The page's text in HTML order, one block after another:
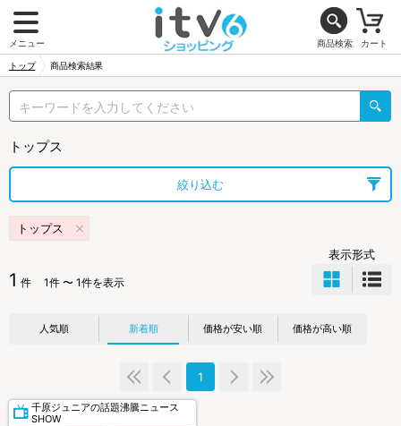
メニュー 商品検索 カート
トップ 商品検索結果
トップス
絞り込む
トップス
1 件 1件 〜 1件を表示
表示形式
人気順 新着順 価格が安い順 価格が高い順
1
千原ジュニアの話題沸騰ニュース
SHOW